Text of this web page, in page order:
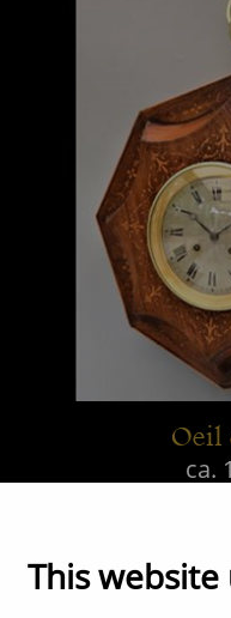
This website
Oeil
ca.